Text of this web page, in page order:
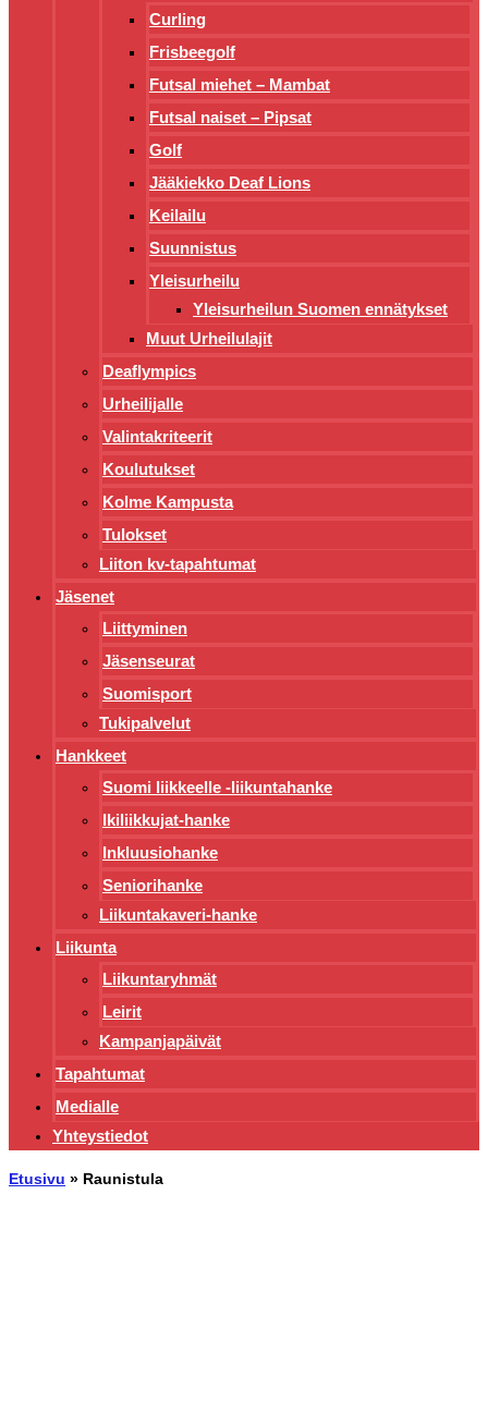
Curling
Frisbeegolf
Futsal miehet – Mambat
Futsal naiset – Pipsat
Golf
Jääkiekko Deaf Lions
Keilailu
Suunnistus
Yleisurheilu
Yleisurheilun Suomen ennätykset
Muut Urheilulajit
Deaflympics
Urheilijalle
Valintakriteerit
Koulutukset
Kolme Kampusta
Tulokset
Liiton kv-tapahtumat
Jäsenet
Liittyminen
Jäsenseurat
Suomisport
Tukipalvelut
Hankkeet
Suomi liikkeelle -liikuntahanke
Ikiliikkujat-hanke
Inkluusiohanke
Seniorihanke
Liikuntakaveri-hanke
Liikunta
Liikuntaryhmät
Leirit
Kampanjapäivät
Tapahtumat
Medialle
Yhteystiedot
Etusivu » Raunistula